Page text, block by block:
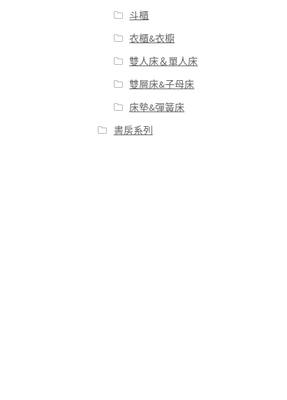
斗櫃
衣櫃&衣櫥
雙人床＆單人床
雙層床&子母床
床墊&彈簧床
書房系列